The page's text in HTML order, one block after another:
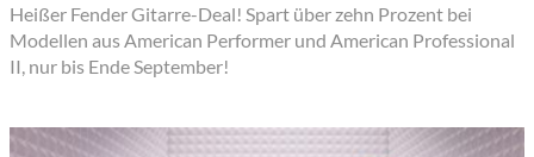
Heißer Fender Gitarre-Deal! Spart über zehn Prozent bei
Modellen aus American Performer und American Professional
II, nur bis Ende September!